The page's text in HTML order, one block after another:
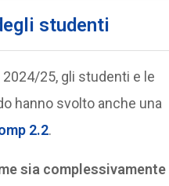
studenti
2024/25, gli studenti e le
hanno svolto anche una
2.2.
sia complessivamente